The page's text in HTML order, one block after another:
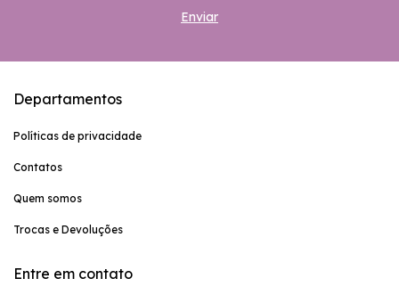
Departamentos
Políticas de privacidade
Contatos
Quem somos
Trocas e Devoluções
Entre em contato